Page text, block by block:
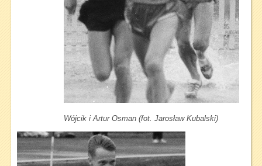
Wójcik i Artur Osman (fot. Jarosław Kubalski)